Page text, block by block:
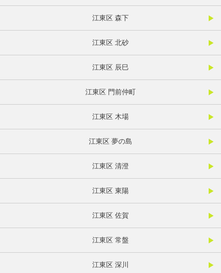
江東区 森下
江東区 北砂
江東区 辰巳
江東区 門前仲町
江東区 木場
江東区 夢の島
江東区 清澄
江東区 東陽
江東区 佐賀
江東区 常盤
江東区 深川